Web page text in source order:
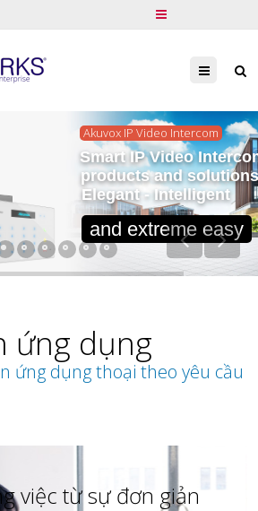
Menu
Akuvox IP Video Intercom
Smart IP Video
products and solutions
Elegant - Intelligent
and extreme easy
ứng dụng
ứng dụng thoại theo yêu cầu
việc từ sự đơn giản